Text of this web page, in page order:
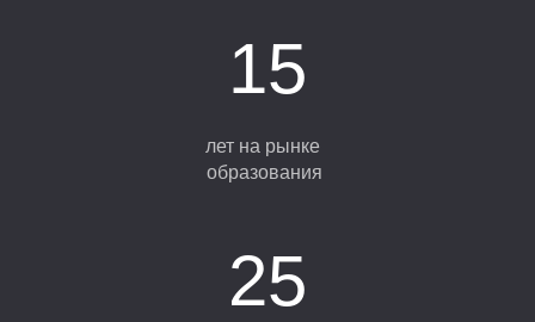
15
лет на рынке
образования
25